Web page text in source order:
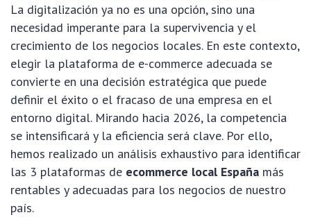
La digitalización ya no es una opción, sino una
necesidad imperante para la supervivencia y el
crecimiento de los negocios locales. En este contexto,
elegir la plataforma de e-commerce adecuada se
convierte en una decisión estratégica que puede
definir el éxito o el fracaso de una empresa en el
entorno digital. Mirando hacia 2026, la competencia
se intensificará y la eficiencia será clave. Por ello,
hemos realizado un análisis exhaustivo para identificar
las 3 plataformas de ecommerce local España más
rentables y adecuadas para los negocios de nuestro
país.